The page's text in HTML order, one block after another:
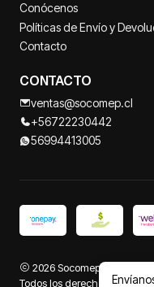
Conócenos
Políticas de Envío y
Contacto
CONTACTO
ventas@socomep.cl
+56722230442
56994413005
2026 Socomep.
Todos los derechos